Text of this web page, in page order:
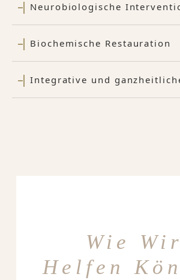
Neurobiologische
Biochemische Restauration
Integrative und
Wie Wir
Helfen